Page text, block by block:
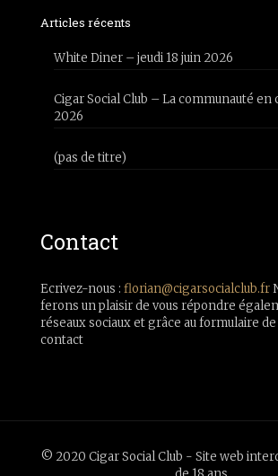
Articles récents
White Diner – jeudi 18 juin 2026
Cigar Social Club – La communauté en
2026
(pas de titre)
Contact
Ecrivez-nous : florian@cigarsocialclub.fr
ferons un plaisir de vous répondre
réseaux sociaux et grâce au formulaire de
contact
© 2020 Cigar Social Club - Site web